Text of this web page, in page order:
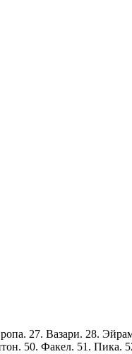
27. Вазари. 28.
50. Факел. 51. Пика.